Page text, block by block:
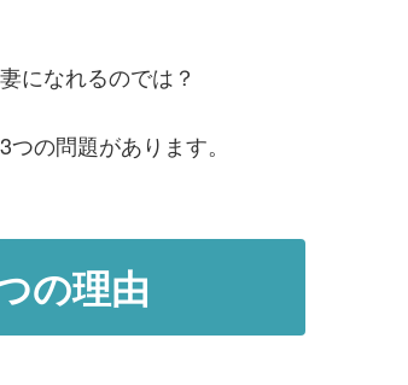
になれるのでは？
の問題があります。
の理由